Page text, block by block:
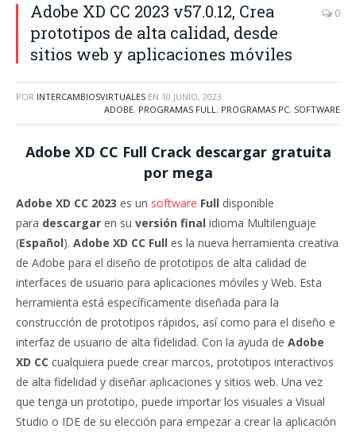
Adobe XD CC 2023 v57.0.12, Crea
prototipos de alta calidad, desde
sitios web y aplicaciones móviles
0
POR INTERCAMBIOSVIRTUALES EN 10 JUNIO, 2023
ADOBE, PROGRAMAS FULL, PROGRAMAS PC, SOFTWARE
Adobe XD CC Full Crack descargar gratuita
por mega
Adobe XD CC 2023 es un software Full disponible
para descargar en su versión final idioma Multilenguaje
(Español). Adobe XD CC Full es la nueva herramienta creativa
de Adobe para el diseño de prototipos de alta calidad de
interfaces de usuario para aplicaciones móviles y Web. Esta
herramienta está específicamente diseñada para la
construcción de prototipos rápidos, así como para el diseño e
interfaz de usuario de alta fidelidad. Con la ayuda de Adobe
XD CC cualquiera puede crear marcos, prototipos interactivos
de alta fidelidad y diseñar aplicaciones y sitios web. Una vez
que tenga un prototipo, puede importar los visuales a Visual
Studio o IDE de su elección para empezar a crear la aplicación